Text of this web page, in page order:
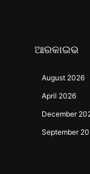
ଆରକାଇଭ
August 2026
April 2026
December
September